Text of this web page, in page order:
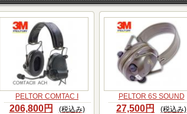
PELTOR COMTAC I
206,800円 (税込み)
PELTOR 6S SOUND
27,500円 (税込み)